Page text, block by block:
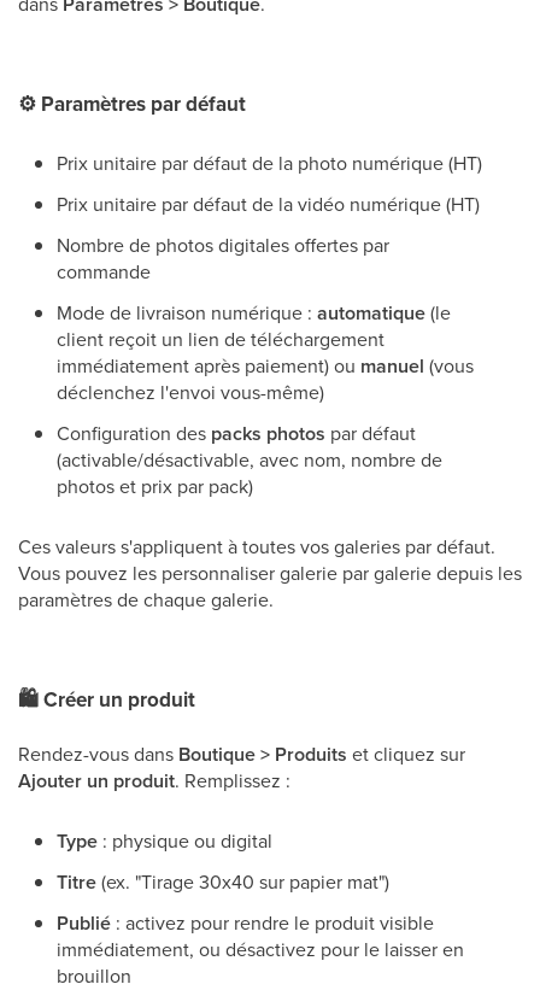
⚙ Paramètres par défaut
Prix unitaire par défaut de la photo numérique (HT)
Prix unitaire par défaut de la vidéo numérique (HT)
Nombre de photos digitales offertes par
commande
Mode de livraison numérique : automatique(le
client reçoit un lien de téléchargement
immédiatement après paiement) ou manuel (vous
déclenchez l'envoi vous-même)
Configuration des packs photos par défaut
(activable/désactivable, avec nom, nombre de
photos et prix par pack)
Ces valeurs s'appliquent à toutes vos galeries par défaut.
Vous pouvez les personnaliser galerie par galerie depuis les
paramètres de chaque galerie.
🛍Créer un produit
Rendez-vous dans Boutique > Produits et cliquez sur
Ajouter un produit. Remplissez :
Type : physique ou digital
Titre(ex. "Tirage 30x40 sur papier mat")
Publié : activez pour rendre le produit visible
immédiatement, ou désactivez pour le laisser en
brouillon